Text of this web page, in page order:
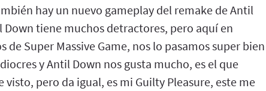
hay un nuevo gameplay del remake de Antil
tiene muchos detractores, pero aquí en
de Super Massive Game, nos lo pasamos super bien
y Antil Down nos gusta mucho, es el que
pero da igual, es mi Guilty Pleasure, este me